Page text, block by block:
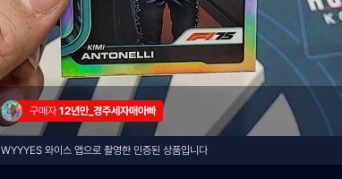
구매자 12년만_경주세자매아빠
WYYYES 와이스 앱으로 촬영한 인증된 상품입니다